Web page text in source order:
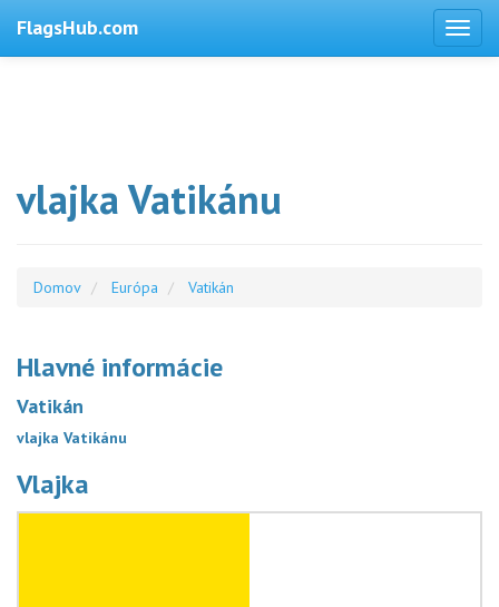
FlagsHub.com
vlajka Vatikánu
Domov Európa Vatikán
Hlavné informácie
Vatikán
vlajka Vatikánu
Vlajka